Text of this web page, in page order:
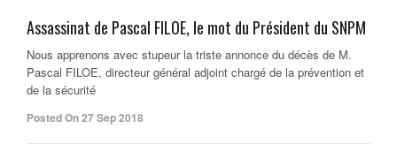
Assassinat de Pascal FILOE, le mot du Président du SNPM
Nous apprenons avec stupeur la triste annonce du décès de M.
Pascal FILOE, directeur général adjoint chargé de la prévention et
de la sécurité
Posted On 27 Sep 2018